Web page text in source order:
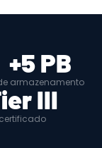
+5 PB
armazenamento
III
certificado